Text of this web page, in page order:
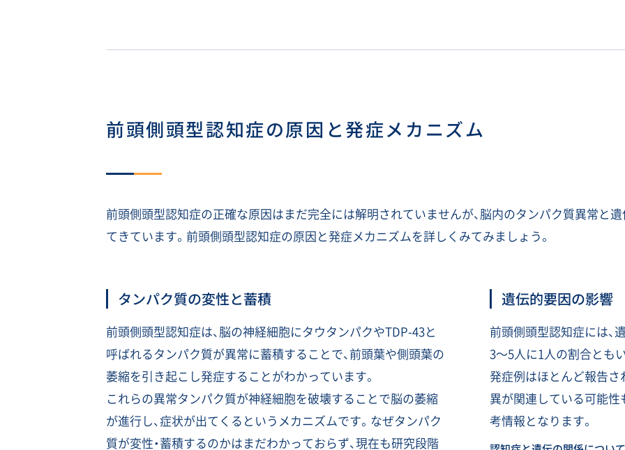
前頭側頭型認知症の原因と発症メカニズム
前頭側頭型認知症の正確な原因はまだ完全には解明されていませんが、脳内のタンパク質異常と
てきています。前頭側頭型認知症の原因と発症メカニズムを詳しくみてみましょう。
タンパク質の変性と蓄積
前頭側頭型認知症は、脳の神経細胞にタウタンパクやTDP-43と
呼ばれるタンパク質が異常に蓄積することで、前頭葉や側頭葉の
萎縮を引き起こし発症することがわかっています。
これらの異常タンパク質が神経細胞を破壊することで脳の萎縮
が進行し、症状が出てくるというメカニズムです。なぜタンパク
質が変性・蓄積するのかはまだわかっておらず、現在も研究段階
遺伝的要因の影響
前頭側頭型認知症には、
3〜5人に1人の割合とも
発症例はほとんど報告さ
異が関連している可能性
考情報となります。